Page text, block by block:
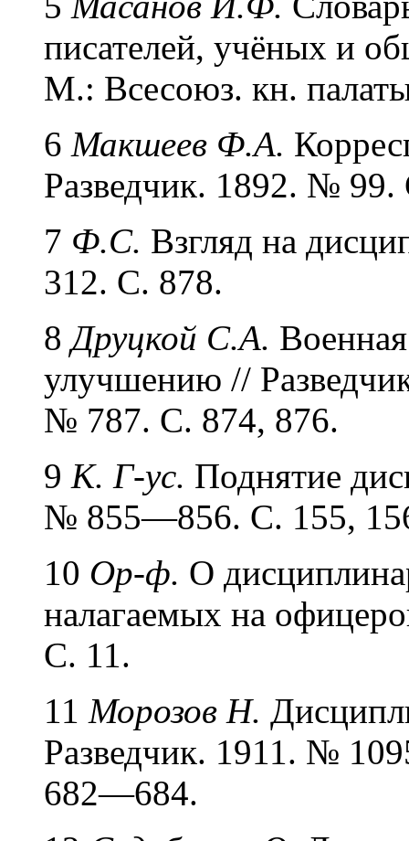
писателей, учёных и
М.: Всесоюз. кн.
6 Макшеев Ф.А.
Разведчик. 1892. № 99.
7 Ф.С. Взгляд на
312. С. 878.
8Друцкой С.А.
улучшению //
№ 787. С. 874, 876.
9 К. Г-ус. Поднятие
№ 855—856. С. 155,
10 Ор-ф. О
налагаемых на
С. 11.
11 Морозов Н.
Разведчик. 1911. №
682—684.